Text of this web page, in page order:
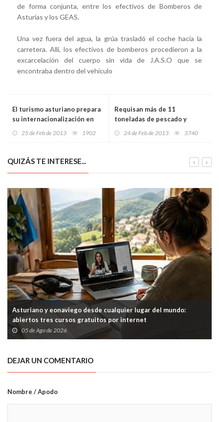
de forma conjunta, entre los efectivos de Bomberos de
Asturias y los GEAS.
Una vez fuera del agua, la grúa trasladó el coche hacia la
carretera. Allí, los efectivos de bomberos procedieron a la
excarcelación del cuerpo sin vida de J.A.S.O que se
encontraba dentro del vehículo
El turismo asturiano prepara
su internacionalización en
25 de Feb de 2013 1902
Requisan más de 11
toneladas de pescado y
24 de Feb de 2013 3740
QUIZÁS TE INTERESE...
Asturiano y eonaviego desde cualquier lugar del mundo:
abiertos tres cursos gratuitos por internet
05 de Ago de 2026
DEJAR UN COMENTARIO
Nombre / Apodo